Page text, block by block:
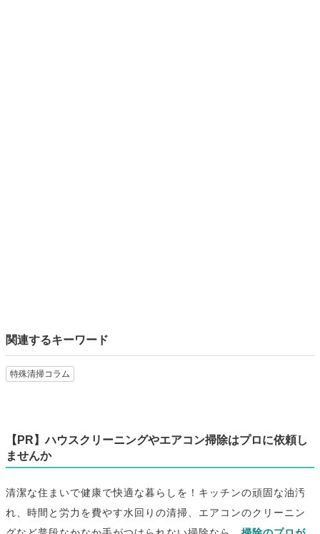
関連するキーワード
特殊清掃コラム
【PR】ハウスクリーニングやエアコン掃除はプロに依頼し
ませんか
清潔な住まいで健康で快適な暮らしを！キッチンの頑固な油汚
れ、時間と労力を費やす水回りの清掃、エアコンのクリーニン